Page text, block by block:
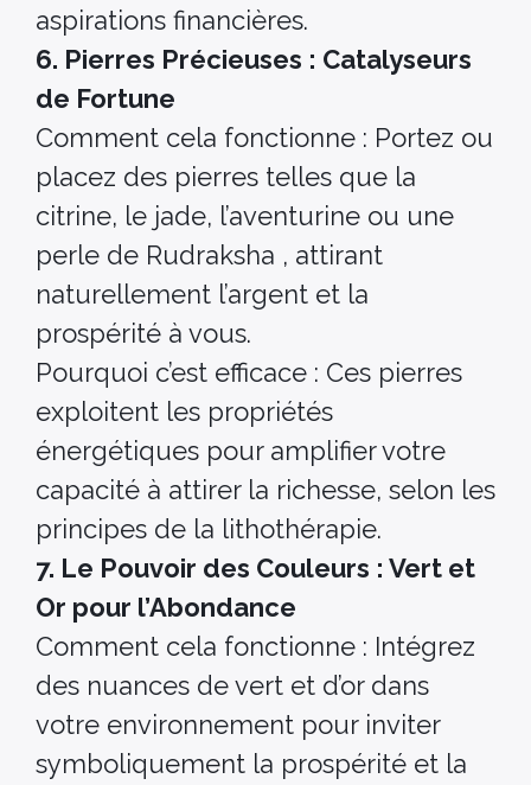
aspirations financières.
6. Pierres Précieuses : Catalyseurs
de Fortune
Comment cela fonctionne : Portez ou
placez des pierres telles que la
citrine, le jade, l’aventurine ou une
perle de Rudraksha , attirant
naturellement l’argent et la
prospérité à vous.
Pourquoi c’est efficace : Ces pierres
exploitent les propriétés
énergétiques pour amplifier votre
capacité à attirer la richesse, selon les
principes de la lithothérapie.
7. Le Pouvoir des Couleurs : Vert et
Or pour l’Abondance
Comment cela fonctionne : Intégrez
des nuances de vert et d’or dans
votre environnement pour inviter
symboliquement la prospérité et la